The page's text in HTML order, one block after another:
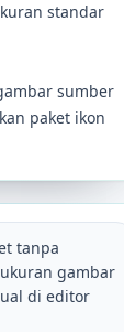
standar
sumber
paket ikon
tanpa
gambar
di editor